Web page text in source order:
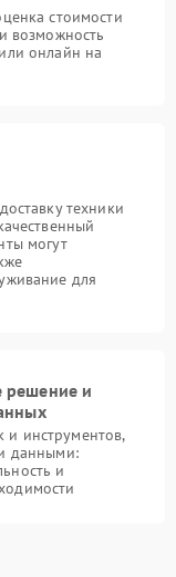
стоимости
возможность
онлайн на
техники
могут
для
решение и
инструментов,
данными:
и